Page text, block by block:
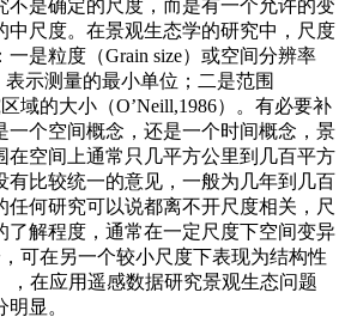
不是确定的尺度，而是有一个允许的变
中尺度。在景观生态学的研究中，尺度
是粒度（Grain size）或空间分辨率
表示测量的最小单位；二是范围
区域的大小（O’Neill,1986）。有必要补
一个空间概念，还是一个时间概念，景
在空间上通常只几平方公里到几百平方
有比较统一的意见，一般为几年到几百
任何研究可以说都离不开尺度相关，尺
了解程度，通常在一定尺度下空间变异
可在另一个较小尺度下表现为结构性
，在应用遥感数据研究景观生态问题
显。